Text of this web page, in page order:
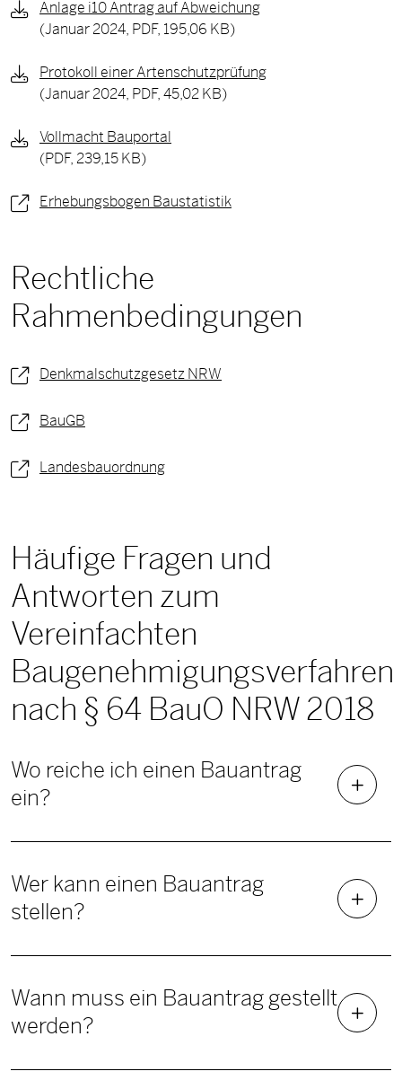
Anlage i10 Antrag auf Abweichung
(Januar 2024, PDF, 195,06 KB)
Protokoll einer Artenschutzprüfung
(Januar 2024, PDF, 45,02 KB)
Vollmacht Bauportal
(PDF, 239,15 KB)
Erhebungsbogen Baustatistik
Rechtliche
Rahmenbedingungen
Denkmalschutzgesetz NRW
BauGB
Landesbauordnung
Häufige Fragen und
Antworten zum
Vereinfachten
Baugenehmigungsverfahren
nach § 64 BauO NRW 2018
Wo reiche ich einen Bauantrag
ein?
Wer kann einen Bauantrag
stellen?
Wann muss ein Bauantrag gestellt
werden?